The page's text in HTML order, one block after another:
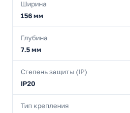
Ширина
156 мм
Глубина
7.5 мм
Степень защиты (IP)
IP20
Тип крепления